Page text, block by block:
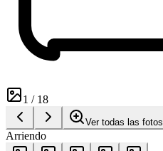
1 / 18
Ver todas las fotos
Arriendo